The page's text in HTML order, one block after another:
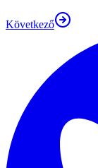
Következő